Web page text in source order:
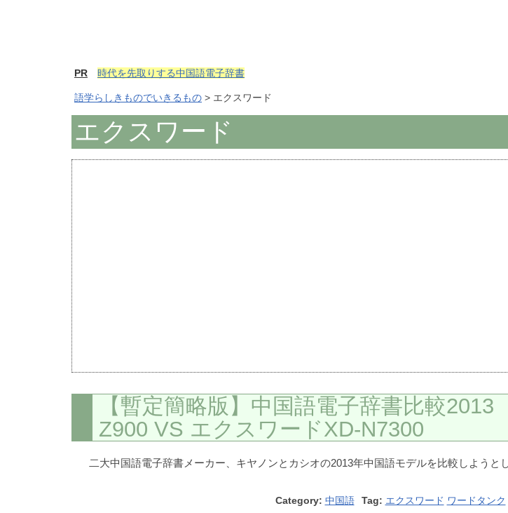
PR 時代を先取りする中国語電子辞書
語学らしきものでいきるもの > エクスワード
エクスワード
【暫定簡略版】中国語電子辞書比較
Z900 VS エクスワードXD-N7300
二大中国語電子辞書メーカー、キヤノンとカシオの2013年中国語モデルを比較しよう
Category: 中国語 Tag: エクスワード ワードタンク